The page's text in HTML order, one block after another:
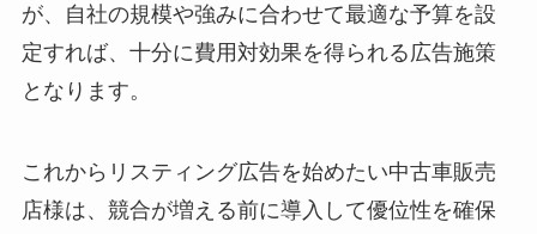
が、自社の規模や強みに合わせて最適な予算を設
定すれば、十分に費用対効果を得られる広告施策
となります。
これからリスティング広告を始めたい中古車販売
店様は、競合が増える前に導入して優位性を確保